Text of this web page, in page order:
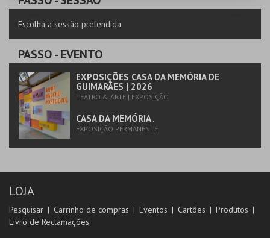
MAIS INFO
COMPRAR
Escolha a sessão pretendida
PASSO- EVENTO
EXPOSIÇÕES CASA DA MEMÓRIA DE
GUIMARÃES | 2026
TEATRO & ARTE | EXPOSIÇÃO
CASA DA MEMÓRIA .
EXPOSIÇÃO PERMANENTE
LOJA
Pesquisar Carrinho de compras Eventos Cartões
Produtos
Livro de Reclamações